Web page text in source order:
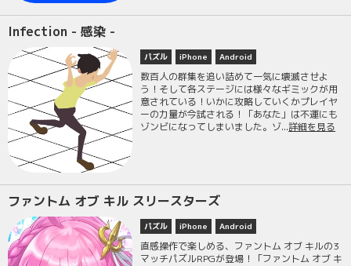
Infection - 感染 -
パズル iPhone Android
数百人の群集を追い詰めて一気に壊滅させよ
う！そして各ステージには様々なギミックが用
意されている！いかに攻略していくかプレイヤ
ーの力量が今試される！「あなた」は不運にも
ゾンビになってしまいました。ゾ...詳細を見る
ファントム オブ キル スリースターズ
パズル iPhone Android
直感操作で楽しめる、ファントム オブ キルの3
マッチパズルRPGが登場！「ファントム オブ キ